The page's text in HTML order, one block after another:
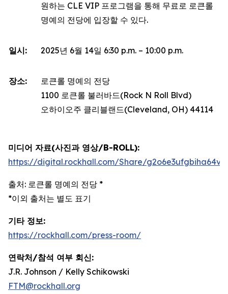
원하는 CLE VIP 프로그램을 통해 무료로 로큰롤
명예의 전당에 입장할 수 있다.
일시: 2025년 6월 14일 6:30 p.m. – 10:00 p.m.
장소:
로큰롤 명예의 전당
1100 로큰롤 불러바드(Rock N Roll Blvd)
오하이오주 클리블랜드(Cleveland, OH) 44114
미디어 자료(사진과 영상/B-ROLL):
https://digital.rockhall.com/Share/
출처: 로큰롤 명예의 전당 *
*이외 출처는 별도 표기
기타 정보:
https://rockhall.com/press-room/
연락처/참석 여부 회신:
J.R. Johnson / Kelly Schikowski
FTM@rockhall.org